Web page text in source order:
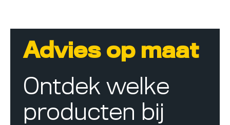
Advies op maat
Ontdek welke
producten bij